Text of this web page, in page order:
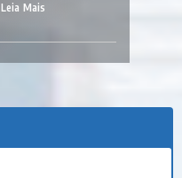
Leia Mais